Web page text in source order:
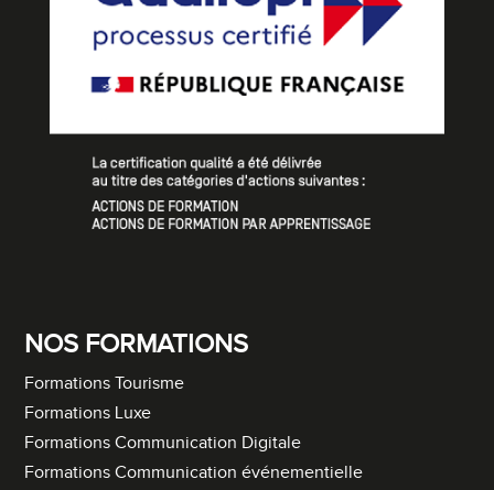
NOS FORMATIONS
Formations Tourisme
Formations Luxe
Formations Communication Digitale
Formations Communication événementielle